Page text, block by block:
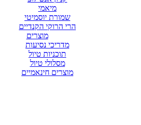
מיאמי
שמורת יוסמיטי
הרי הרוקי הקנדיים
מוצרים
מדריכי נסיעות
תוכניות טיול
מסלולי טיול
מוצרים חינאמיים